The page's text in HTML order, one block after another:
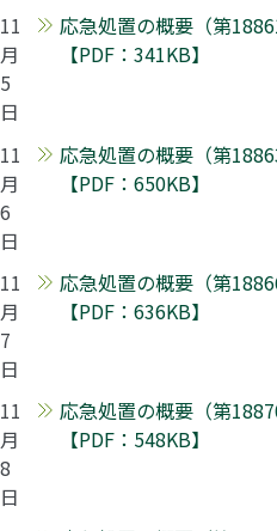
11
月
5
日
応急処置の概要（第
【PDF：341KB】
11
月
6
日
応急処置の概要（第
【PDF：650KB】
11
月
7
日
応急処置の概要（第
【PDF：636KB】
11
月
8
日
応急処置の概要（第
【PDF：548KB】